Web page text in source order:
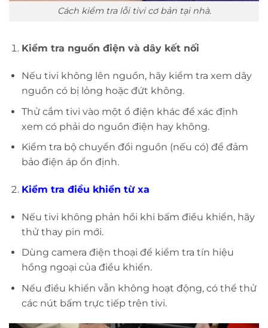
Cách kiểm tra lỗi tivi cơ bản tại nhà.
Kiểm tra nguồn điện và dây kết nối
Nếu tivi không lên nguồn, hãy kiểm tra xem dây
nguồn có bị lỏng hoặc đứt không.
Thử cắm tivi vào một ổ điện khác để xác định
xem có phải do nguồn điện hay không.
Kiểm tra bộ chuyển đổi nguồn (nếu có) để đảm
bảo điện áp ổn định.
Kiểm tra điều khiển từ xa
Nếu tivi không phản hồi khi bấm điều khiển, hãy
thử thay pin mới.
Dùng camera điện thoại để kiểm tra tín hiệu
hồng ngoại của điều khiển.
Nếu điều khiển vẫn không hoạt động, có thể thử
các nút bấm trực tiếp trên tivi.